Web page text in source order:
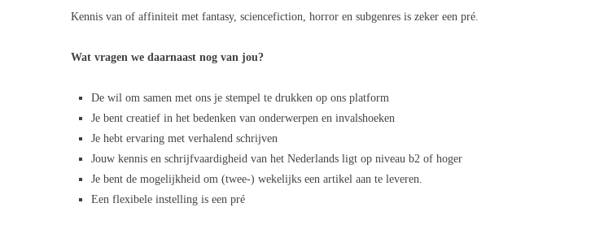
Kennis van of affiniteit met fantasy, sciencefiction, horror en subgenres is zeker een pré.
Wat vragen we daarnaast nog van jou?
De wil om samen met ons je stempel te drukken op ons platform
Je bent creatief in het bedenken van onderwerpen en invalshoeken
Je hebt ervaring met verhalend schrijven
Jouw kennis en schrijfvaardigheid van het Nederlands ligt op niveau b2 of hoger
Je bent de mogelijkheid om (twee-) wekelijks een artikel aan te leveren.
Een flexibele instelling is een pré